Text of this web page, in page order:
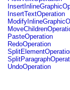
flash.display3D
flash.errors
flash.events
flash.external
flash.filesystem
flash.filters
flash.geom
flash.globalization
flash.html
InsertTextOperation
PasteOperation
RedoOperation
UndoOperation